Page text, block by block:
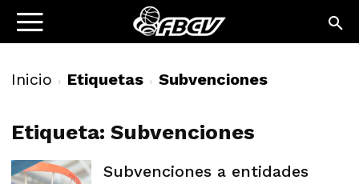
Inicio Etiquetas Subvenciones
Etiqueta: Subvenciones
Subvenciones a entidades